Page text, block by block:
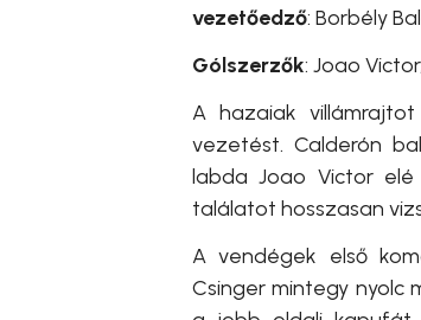
vezetőedző: Borbély
Gólszerzők: Joao
A hazaiak
vezetést. Calderón
labda Joao Victor
találatot hosszasan
A vendégek első
Csinger mintegy nyolc